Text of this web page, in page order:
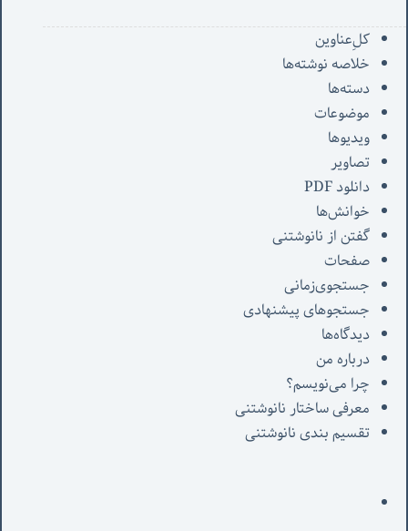
کل‌ِعناوین
خلاصه نوشته‌ها
دسته‌ها
موضوعات
ویدیوها
تصاویر
دانلود PDF
خوانش‌ها
گفتن از نانوشتنی
صفحات
جستجوی‌زمانی
جستجوهای پیشنهادی
دیدگاه‌ها
درباره من
چرا می‌نویسم؟
معرفی‌ ساختار نانوشتنی
تقسیم بندی نانوشتنی